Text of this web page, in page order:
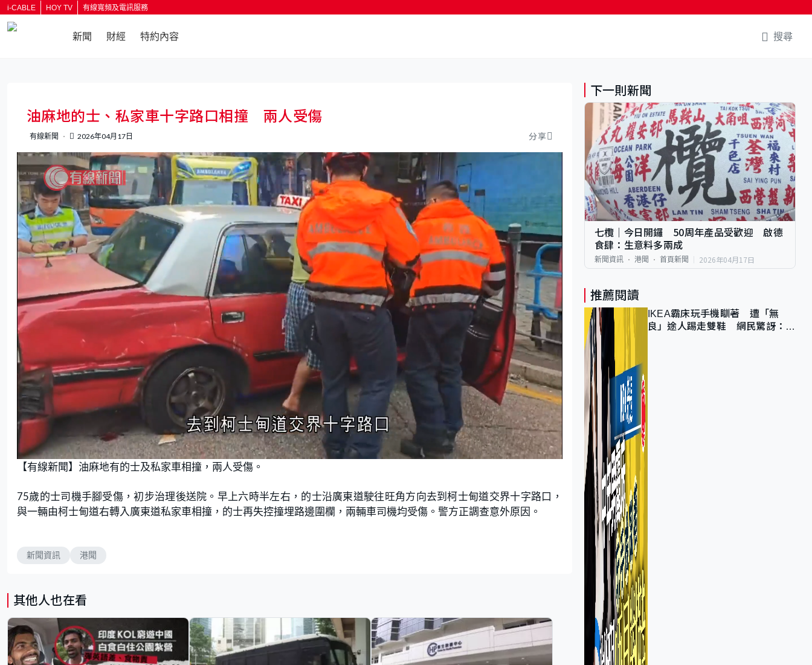
i-CABLE HOY TV 有線寬頻及電訊服務
新聞 財經 特約內容 搜尋
油麻地的士、私家車十字路口相撞 兩人受傷
有線新聞 2026年04月17日 分享
n
m
u
L
a
d
7
7
4
2
【有線新聞】油麻地有的士及私家車相撞，兩人受傷。
75歲的士司機手腳受傷，初步治理後送院。早上六時半左右，的士沿廣東道駛往旺角方向去到柯士甸道交界十字路口，
與一輛由柯士甸道右轉入廣東道私家車相撞，的士再失控撞埋路邊圍欄，兩輛車司機均受傷。警方正調查意外原因。
新聞資訊 港聞
其他人也在看
下一則新聞
七欖｜今日開鑼 50周年產品受歡迎 啟德
食肆：生意料多兩成
新聞資訊 港聞 首頁新聞 2026年04月17日
推薦閱讀
IKEA霸床玩手機瞓著 遭「無
良」途人踢走雙鞋 網民驚訝：冇